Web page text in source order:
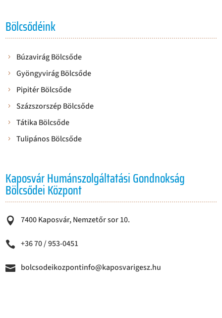
Bölcsődéink
Búzavirág Bölcsőde
Gyöngyvirág Bölcsőde
Pipitér Bölcsőde
Százszorszép Bölcsőde
Tátika Bölcsőde
Tulipános Bölcsőde
Kaposvár Humánszolgáltatási Gondnokság
Bölcsődei Központ
 7400 Kaposvár, Nemzetőr sor 10.
 +36 70 / 953-0451
 bolcsodeikozpontinfo@kaposvarigesz.hu